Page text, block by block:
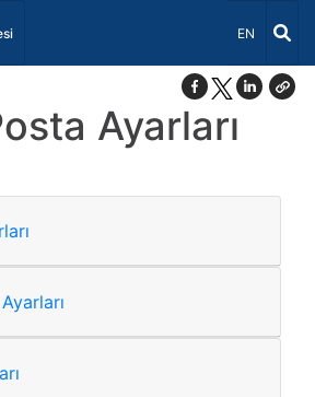
Dil Seçiniz
EN
Ayarları